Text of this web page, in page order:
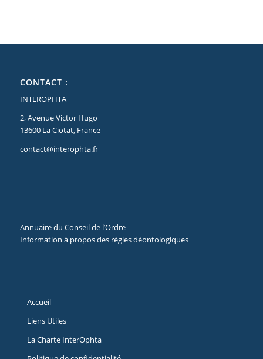
CONTACT :
INTEROPHTA
2, Avenue Victor Hugo
13600 La Ciotat, France
contact@interophta.fr
Annuaire du Conseil de l’Ordre
Information à propos des règles déontologiques
Accueil
Liens Utiles
La Charte InterOphta